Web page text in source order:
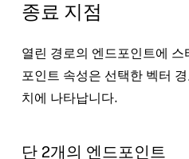
종료 지점
열린 경로의 엔드포인트에
포인트 속성은 선택한 벡터
치에 나타납니다.
단 2개의 엔드포인트